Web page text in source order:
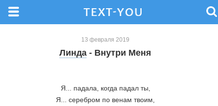
13 февраля 2019
Линда - Внутри Меня
Я... падала, когда падал ты,
Я... серебром по венам твоим,